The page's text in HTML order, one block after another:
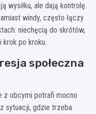
wysiłku, ale dają kontrolę.
windy, często łączy
niechęcią do skrótów,
po kroku.
społeczna
z obcymi potrafi mocno
sytuacji, gdzie trzeba